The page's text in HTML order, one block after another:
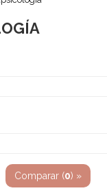
Comparar (0) »